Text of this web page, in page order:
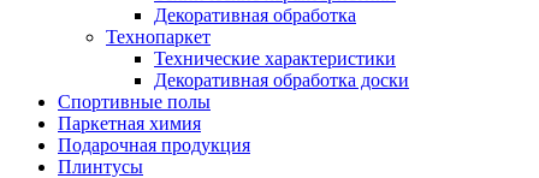
Декоративная обработка
Технопаркет
Технические характеристики
Декоративная обработка доски
Спортивные полы
Паркетная химия
Подарочная продукция
Плинтусы